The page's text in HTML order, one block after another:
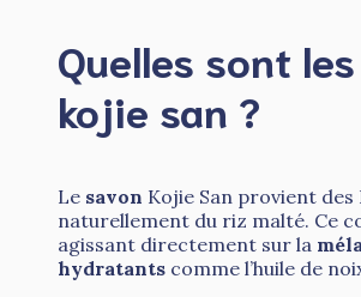
Quelles sont
kojie san ?
Le savon Kojie San provient des
naturellement du riz malté. Ce
agissant directement sur la
hydratants comme l’huile de